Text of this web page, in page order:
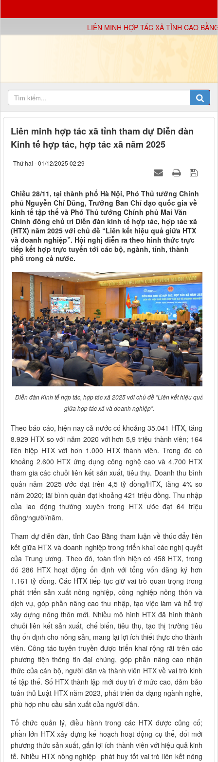
LIÊN MINH HỢP TÁC XÃ TỈNH CAO BẰNG
Liên minh hợp tác xã tỉnh tham dự Diễn đàn
Kinh tế hợp tác, hợp tác xã năm 2025
Thứ hai - 01/12/2025 02:29
Chiều 28/11, tại thành phố Hà Nội, Phó Thủ tướng Chính
phủ Nguyễn Chí Dũng, Trưởng Ban Chỉ đạo quốc gia về
kinh tế tập thể và Phó Thủ tướng Chính phủ Mai Văn
Chính đồng chủ trì Diễn đàn kinh tế hợp tác, hợp tác xã
(HTX) năm 2025 với chủ đề “Liên kết hiệu quả giữa HTX
và doanh nghiệp”. Hội nghị diễn ra theo hình thức trực
tiếp kết hợp trực tuyến tới các bộ, ngành, tỉnh, thành
phố trong cả nước.
Diễn đàn Kinh tế hợp tác, hợp tác xã 2025 với chủ đề "Liên kết hiệu quả
giữa hợp tác xã và doanh nghiệp".
Theo báo cáo, hiện nay cả nước có khoảng 35.041 HTX, tăng
8.929 HTX so với năm 2020 với hơn 5,9 triệu thành viên; 164
liên hiệp HTX với hơn 1.000 HTX thành viên. Trong đó có
khoảng 2.600 HTX ứng dụng công nghệ cao và 4.700 HTX
tham gia các chuỗi liên kết sản xuất, tiêu thụ. Doanh thu bình
quân năm 2025 ước đạt trên 4,5 tỷ đồng/HTX, tăng 4% so
năm 2020; lãi bình quân đạt khoảng 421 triệu đồng. Thu nhập
của lao động thường xuyên trong HTX ước đạt 64 triệu
đồng/người/năm.
Tham dự diễn đàn, tỉnh Cao Bằng tham luận về thúc đẩy liên
kết giữa HTX và doanh nghiệp trong triển khai các nghị quyết
của Trung ương. Theo đó, toàn tỉnh hiện có 458 HTX, trong
đó 286 HTX hoạt động ổn định với tổng vốn đăng ký hơn
1.161 tỷ đồng. Các HTX tiếp tục giữ vai trò quan trọng trong
phát triển sản xuất nông nghiệp, công nghiệp nông thôn và
dịch vụ, góp phần nâng cao thu nhập, tạo việc làm và hỗ trợ
xây dựng nông thôn mới. Nhiều mô hình HTX đã hình thành
chuỗi liên kết sản xuất, chế biến, tiêu thụ, tạo thị trường tiêu
thụ ổn định cho nông sản, mang lại lợi ích thiết thực cho thành
viên. Công tác tuyên truyền được triển khai rộng rãi trên các
phương tiện thông tin đại chúng, góp phần nâng cao nhận
thức của cán bộ, người dân và thành viên HTX về vai trò kinh
tế tập thể. Số HTX thành lập mới duy trì ở mức cao, đảm bảo
tuân thủ Luật HTX năm 2023, phát triển đa dạng ngành nghề,
phù hợp nhu cầu sản xuất của người dân.
Tổ chức quản lý, điều hành trong các HTX được củng cố;
phần lớn HTX xây dựng kế hoạch hoạt động cụ thể, đổi mới
phương thức sản xuất, gắn lợi ích thành viên với hiệu quả kinh
tế. Nhiều HTX nông nghiệp phát huy tốt vai trò liên kết nông